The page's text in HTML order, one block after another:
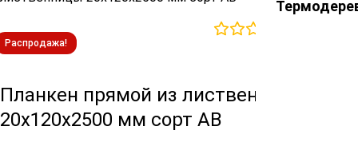
Распродажа!
Планкен прямой из лиственницы
20х120х2500 мм сорт АВ